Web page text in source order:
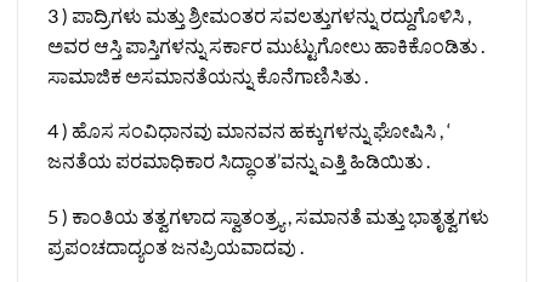
3 ) ಪಾದ್ರಿಗಳು ಮತ್ತು ಶ್ರೀಮಂತರ ಸವಲತ್ತುಗಳನ್ನು ರದ್ದುಗೊಳಿಸಿ ,
ಅವರ ಆಸ್ತಿ ಪಾಸ್ತಿಗಳನ್ನು ಸರ್ಕಾರ ಮುಟ್ಟುಗೋಲು ಹಾಕಿಕೊಂಡಿತು .
ಸಾಮಾಜಿಕ ಅಸಮಾನತೆಯನ್ನು ಕೊನೆಗಾಣಿಸಿತು .
4 ) ಹೊಸ ಸಂವಿಧಾನವು ಮಾನವನ ಹಕ್ಕುಗಳನ್ನು ಘೋಷಿಸಿ , ‘
ಜನತೆಯ ಪರಮಾಧಿಕಾರ ಸಿದ್ಧಾಂತ’ವನ್ನು ಎತ್ತಿ ಹಿಡಿಯಿತು .
5 ) ಕಾಂತಿಯ ತತ್ವಗಳಾದ ಸ್ವಾತಂತ್ರ್ಯ , ಸಮಾನತೆ ಮತ್ತು ಭಾತೃತ್ವಗಳು
ಪ್ರಪಂಚದಾದ್ಯಂತ ಜನಪ್ರಿಯವಾದವು .